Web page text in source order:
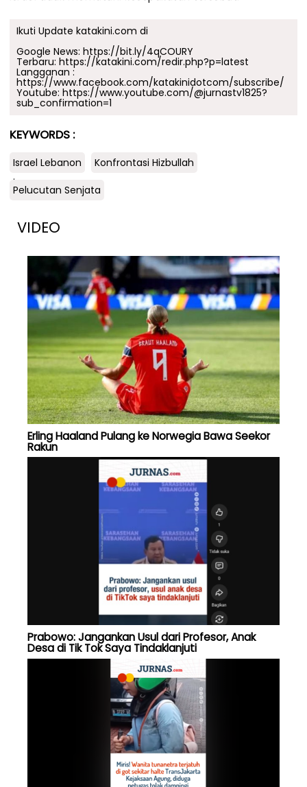
Ikuti Update katakini.com di
Google News: https://bit.ly/4qCOURY
Terbaru: https://katakini.com/redir.php?p=latest
Langganan :
https://www.facebook.com/katakinidotcom/subscribe/
Youtube: https://www.youtube.com/@jurnastv1825?
sub_confirmation=1
KEYWORDS :
Israel Lebanon
Konfrontasi Hizbullah
.
Pelucutan Senjata
VIDEO
Erling Haaland Pulang ke Norwegia Bawa Seekor
Rakun
Prabowo: Jangankan Usul dari Profesor, Anak
Desa di Tik Tok Saya Tindaklanjuti